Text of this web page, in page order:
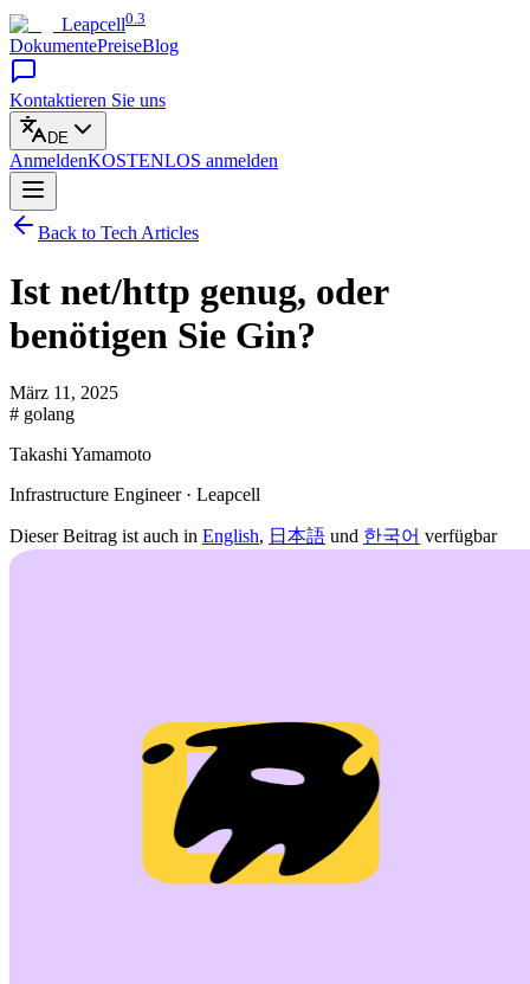
Leapcell0.3
DokumentePreiseBlog
Kontaktieren Sie uns
DE
AnmeldenKOSTENLOS anmelden
Back to Tech Articles
Ist net/http genug, oder
benötigen Sie Gin?
März 11, 2025
# golang
Takashi Yamamoto
Infrastructure Engineer · Leapcell
Dieser Beitrag ist auch in English, 日本語 und 한국어 verfügbar